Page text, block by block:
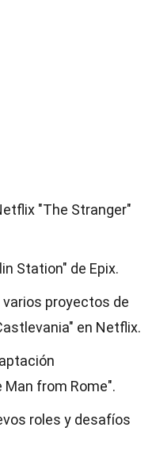
"The Stranger"
Station" de Epix.
proyectos de
en Netflix.
from Rome".
roles y desafíos